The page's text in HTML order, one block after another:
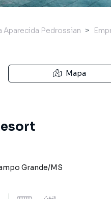
Aparecida Pedrossian
Mapa
Grande/MS